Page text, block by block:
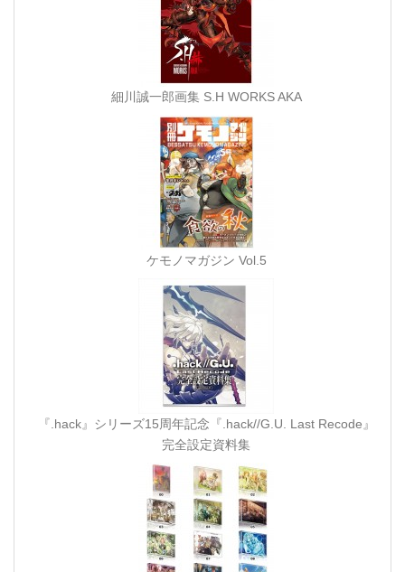
細川誠一郎画集 S.H WORKS AKA
ケモノマガジン Vol.5
『.hack』シリーズ15周年記念『.hack//G.U. Last Recode』
完全設定資料集